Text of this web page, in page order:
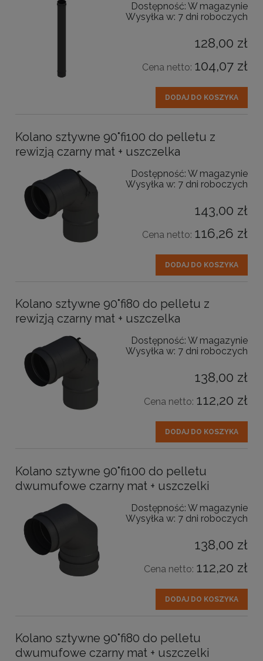
Dostępność: W magazynie
Wysyłka w: 7 dni roboczych
128,00 zł
Cena netto: 104,07 zł
DODAJ DO KOSZYKA
Kolano sztywne 90˚fi100 do pelletu z
rewizją czarny mat + uszczelka
Dostępność: W magazynie
Wysyłka w: 7 dni roboczych
143,00 zł
Cena netto: 116,26 zł
DODAJ DO KOSZYKA
Kolano sztywne 90˚fi80 do pelletu z
rewizją czarny mat + uszczelka
Dostępność: W magazynie
Wysyłka w: 7 dni roboczych
138,00 zł
Cena netto: 112,20 zł
DODAJ DO KOSZYKA
Kolano sztywne 90˚fi100 do pelletu
dwumufowe czarny mat + uszczelki
Dostępność: W magazynie
Wysyłka w: 7 dni roboczych
138,00 zł
Cena netto: 112,20 zł
DODAJ DO KOSZYKA
Kolano sztywne 90˚fi80 do pelletu
dwumufowe czarny mat + uszczelki